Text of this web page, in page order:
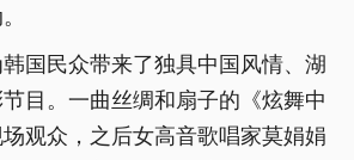
国民众带来了独具中国风情、湖
目。一曲丝绸和扇子的《炫舞中
观众，之后女高音歌唱家莫娟娟